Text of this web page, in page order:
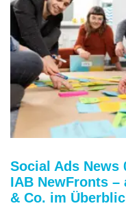
Social Ads News
IAB NewFronts –
& Co. im